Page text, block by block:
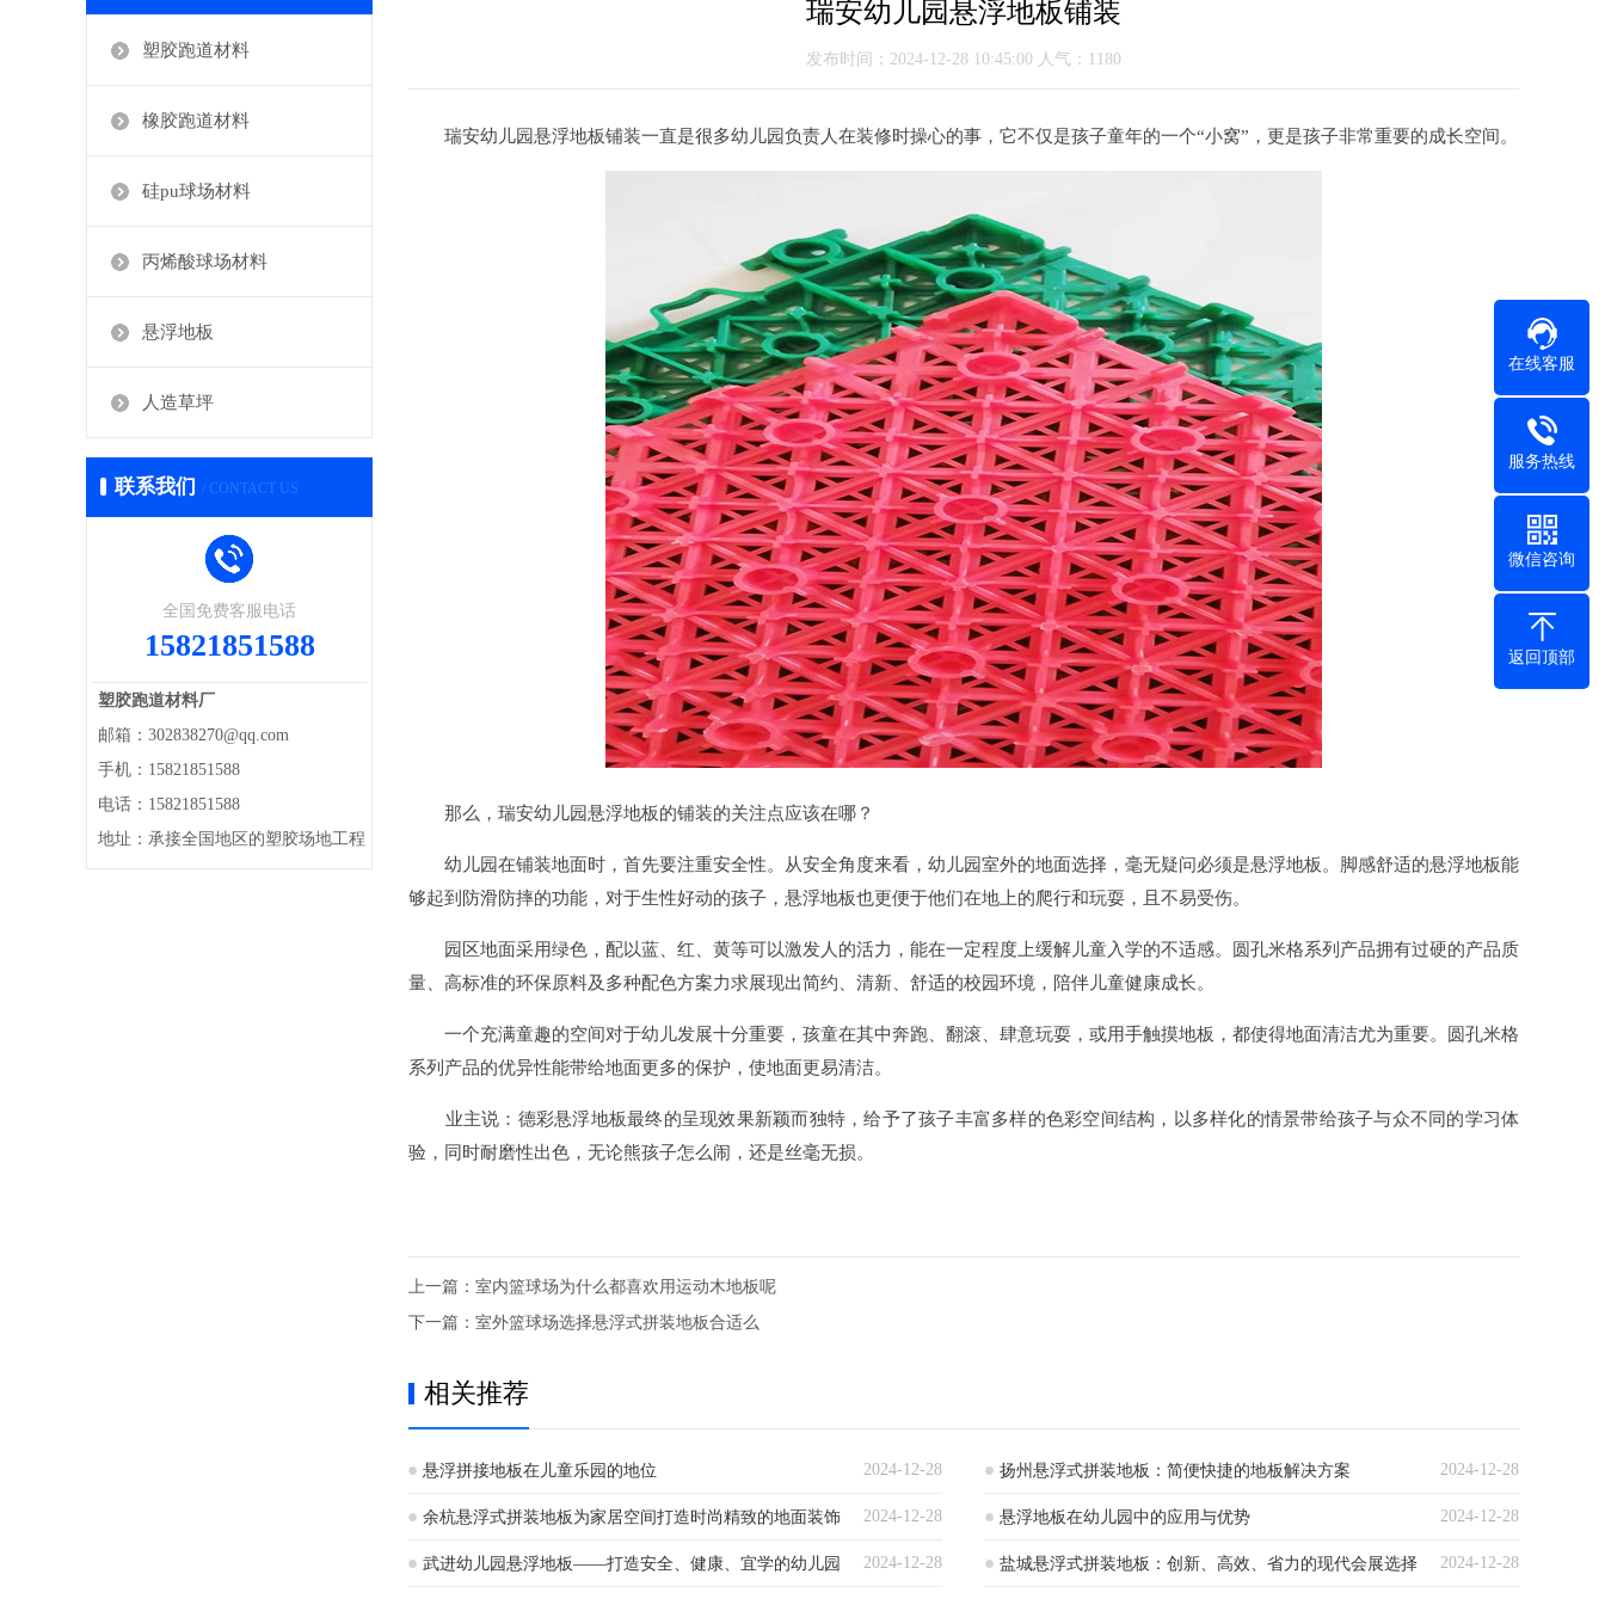
塑胶跑道材料
橡胶跑道材料
硅pu球场材料
丙烯酸球场材料
悬浮地板
人造草坪
联系我们 / CONTACT US
全国免费客服电话
15821851588
塑胶跑道材料厂
邮箱：302838270@qq.com
手机：15821851588
电话：15821851588
地址：承接全国地区的塑胶场地工程
瑞安幼儿园悬浮地板铺装
发布时间：2024-12-28 10:45:00 人气：1180
瑞安幼儿园悬浮地板铺装一直是很多幼儿园负责人在装修时操心的事，它不仅是孩子童年的一个“小窝”，更是孩子非常重要的成长空间。
那么，瑞安幼儿园悬浮地板的铺装的关注点应该在哪？
幼儿园在铺装地面时，首先要注重安全性。从安全角度来看，幼儿园室外的地面选择，毫无疑问必须是悬浮地板。脚感舒适的悬浮地板能
够起到防滑防摔的功能，对于生性好动的孩子，悬浮地板也更便于他们在地上的爬行和玩耍，且不易受伤。
园区地面采用绿色，配以蓝、红、黄等可以激发人的活力，能在一定程度上缓解儿童入学的不适感。圆孔米格系列产品拥有过硬的产品质
量、高标准的环保原料及多种配色方案力求展现出简约、清新、舒适的校园环境，陪伴儿童健康成长。
一个充满童趣的空间对于幼儿发展十分重要，孩童在其中奔跑、翻滚、肆意玩耍，或用手触摸地板，都使得地面清洁尤为重要。圆孔米格
系列产品的优异性能带给地面更多的保护，使地面更易清洁。
业主说：德彩悬浮地板最终的呈现效果新颖而独特，给予了孩子丰富多样的色彩空间结构，以多样化的情景带给孩子与众不同的学习体
验，同时耐磨性出色，无论熊孩子怎么闹，还是丝毫无损。
上一篇： 室内篮球场为什么都喜欢用运动木地板呢
下一篇： 室外篮球场选择悬浮式拼装地板合适么
相关推荐
2024-12-28
悬浮拼接地板在儿童乐园的地位 2024-12-28
扬州悬浮式拼装地板：简便快捷的地板解决方案
2024-12-28
余杭悬浮式拼装地板为家居空间打造时尚精致的地面装饰 2024-12-28
悬浮地板在幼儿园中的应用与优势
2024-12-28
武进幼儿园悬浮地板——打造安全、健康、宜学的幼儿园 2024-12-28
盐城悬浮式拼装地板：创新、高效、省力的现代会展选择
在线客服
服务热线
微信咨询
返回顶部